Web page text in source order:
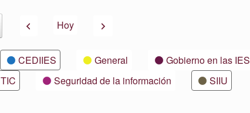
AnteriorHoy Siguiente
CEDIIES General Gobierno en las IES
Seguridad de la información
SIIU